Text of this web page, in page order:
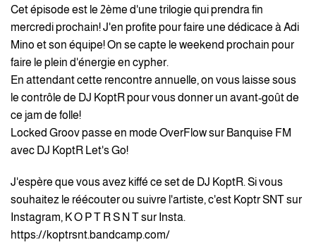
Cet épisode est le 2ème d'une trilogie qui prendra fin
mercredi prochain! J'en profite pour faire une dédicace à Adi
Mino et son équipe! On se capte le weekend prochain pour
faire le plein d'énergie en cypher.
En attendant cette rencontre annuelle, on vous laisse sous
le contrôle de DJ KoptR pour vous donner un avant-goût de
ce jam de folle!
Locked Groov passe en mode OverFlow sur Banquise FM
avec DJ KoptR Let's Go!
J'espère que vous avez kiffé ce set de DJ KoptR. Si vous
souhaitez le réécouter ou suivre l'artiste, c'est Koptr SNT sur
Instagram, K O P T R S N T sur Insta.
https://koptrsnt.bandcamp.com/